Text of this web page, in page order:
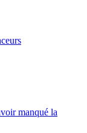
manqué la